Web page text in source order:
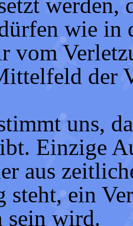
wie in
vom
der
uns,
Einzige
aus
steht, ein
sein wird.